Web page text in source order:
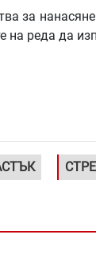
за
на реда да